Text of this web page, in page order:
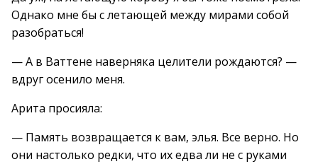
Однако мне бы с летающей между мирами собой
разобраться!
— А в Ваттене наверняка целители рождаются? —
вдруг осенило меня.
Арита просияла:
— Память возвращается к вам, элья. Все верно. Но
они настолько редки, что их едва ли не с руками